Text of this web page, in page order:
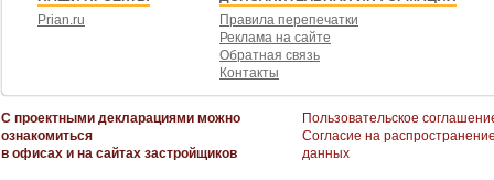
Prian.ru
Правила перепечатки
Реклама на сайте
Обратная связь
Контакты
С проектными декларациями можно
ознакомиться
в офисах и на сайтах застройщиков
Пользовательское
Согласие на
данных